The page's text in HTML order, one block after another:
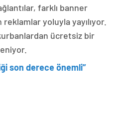
farklı banner
yoluyla yayılıyor.
ücretsiz bir
son derece önemli”